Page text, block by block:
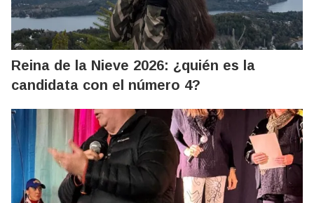
Reina de la Nieve 2026: ¿quién es la
candidata con el número 4?